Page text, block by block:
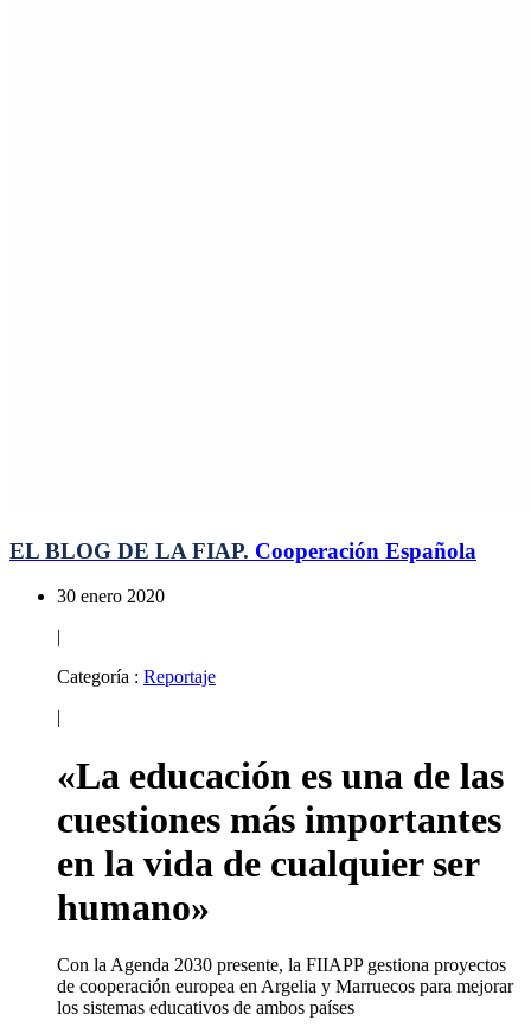
EL BLOG DE LA FIAP. Cooperación Española
30 enero 2020
|
Categoría : Reportaje
|
«La educación es una de las
cuestiones más importantes
en la vida de cualquier ser
humano»
Con la Agenda 2030 presente, la FIIAPP gestiona proyectos
de cooperación europea en Argelia y Marruecos para mejorar
los sistemas educativos de ambos países